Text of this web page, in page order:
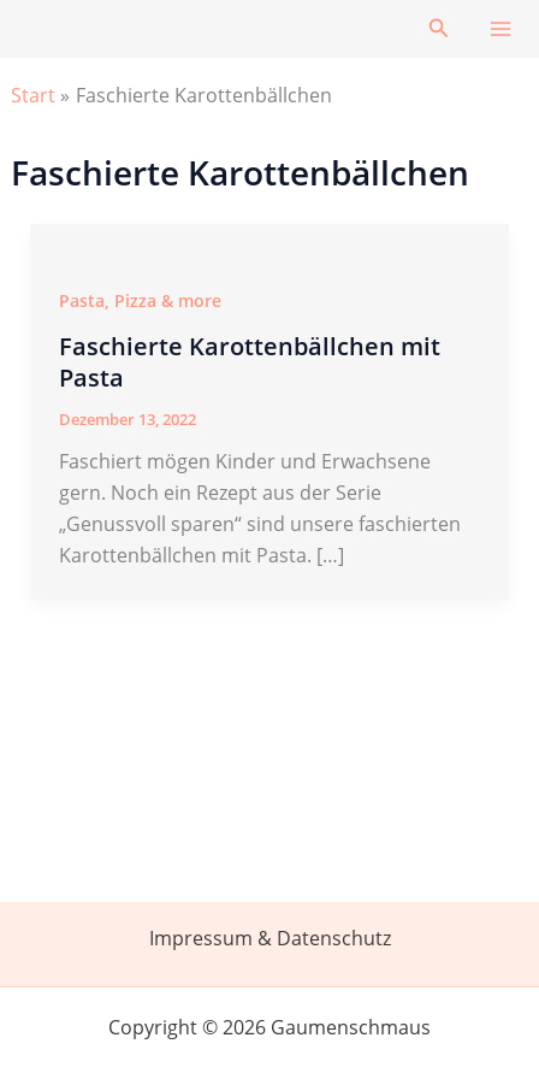
Suchen
Start Faschierte Karottenbällchen
Faschierte Karottenbällchen
Pasta, Pizza & more
Faschierte Karottenbällchen mit
Pasta
Dezember 13, 2022
Faschiert mögen Kinder und Erwachsene
gern. Noch ein Rezept aus der Serie
„Genussvoll sparen“ sind unsere faschierten
Karottenbällchen mit Pasta. […]
Impressum & Datenschutz
Copyright © 2026 Gaumenschmaus